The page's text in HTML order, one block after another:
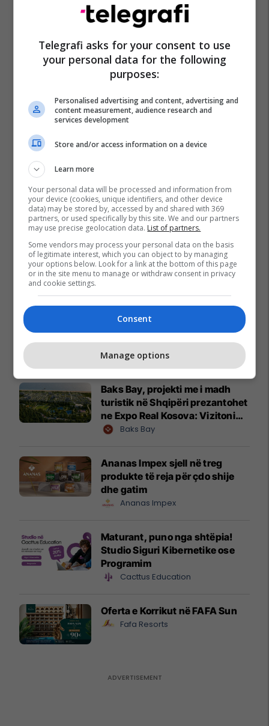
Reklamo këtu
Baks Bay, projekti me i madh
turistik në Shqipëri prezantohet
ne Expo Real Kosova: Vizitoni
shtandin dhe zbuloni
Baks Bay
Ananas Impex sjell në treg
produkte të reja për çdo shije
dhe gatim
Ananas Impex
Maturant, puno nga shtëpia!
Studio Siguri Kibernetike ose
Programim
Cacttus Education
Oferta e Korrikut në FAFA Sun
Fafa Resorts
Telegrafi asks for your consent to use
your personal data for the following
purposes:
Personalised advertising and content, advertising and
content measurement, audience research and
services development
Store and/or access information on a device
Learn more
Your personal data will be processed and information from
your device (cookies, unique identifiers, and other device
data) may be stored by, accessed by and shared with 369
partners, or used specifically by this site. We and our partners
may use precise geolocation data. List of partners.
Some vendors may process your personal data on the basis
of legitimate interest, which you can object to by managing
your options below. Look for a link at the bottom of this page
or in the site menu to manage or withdraw consent in privacy
and cookie settings.
Consent
Manage options